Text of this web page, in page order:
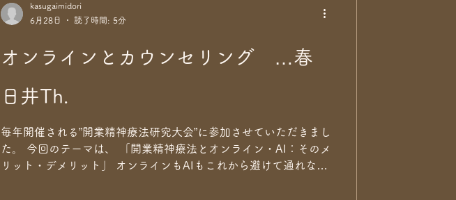
オンラインとカウンセリング …春
日井Th.
毎年開催される”開業精神療法研究大会”に参加させていただきまし
た。 今回のテーマは、 「開業精神療法とオンライン・AI：そのメ
リット・デメリット」 オンラインもAIもこれから避けて通れない
kasugaimidori
6月28日
読了時間: 5分